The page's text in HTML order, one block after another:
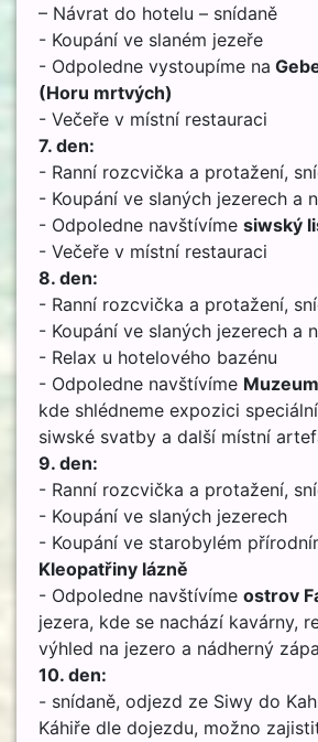
– Návrat do hotelu – snídaně
- Koupání ve slaném jezeře
- Odpoledne vystoupíme na
(Horu mrtvých)
- Večeře v místní restauraci
7. den:
- Ranní rozcvička a protažení,
- Koupání ve slaných jezerech a
- Odpoledne navštívíme siwský
- Večeře v místní restauraci
8. den:
- Ranní rozcvička a protažení,
- Koupání ve slaných jezerech a
- Relax u hotelového bazénu
- Odpoledne navštívíme
kde shlédneme expozici
siwské svatby a další místní
9. den:
- Ranní rozcvička a protažení,
- Koupání ve slaných jezerech
- Koupání ve starobylém
Kleopatřiny lázně
- Odpoledne navštívíme ostrov
jezera, kde se nachází kavárny,
výhled na jezero a nádherný
10. den:
- snídaně, odjezd ze Siwy do
Káhiře dle dojezdu, možno